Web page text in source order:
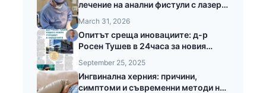
лечение на анални фистули с лазер
March 31, 2026
Опитът среща иновациите: д-р
Росен Тушев в 24часа за новия
September 25, 2025
Ингвинална херния: причини,
симптоми и съвременни методи на